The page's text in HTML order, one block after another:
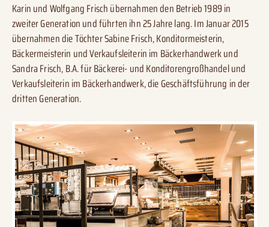
Karin und Wolfgang Frisch übernahmen den Betrieb 1989 in
zweiter Generation und führten ihn 25 Jahre lang. Im Januar 2015
übernahmen die Töchter Sabine Frisch, Konditormeisterin,
Bäckermeisterin und Verkaufsleiterin im Bäckerhandwerk und
Sandra Frisch, B.A. für Bäckerei- und Konditorengroßhandel und
Verkaufsleiterin im Bäckerhandwerk, die Geschäftsführung in der
dritten Generation.